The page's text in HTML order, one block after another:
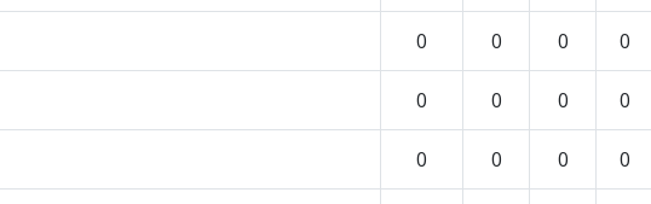
0 0 0 0
0 0 0 0
0 0 0 0